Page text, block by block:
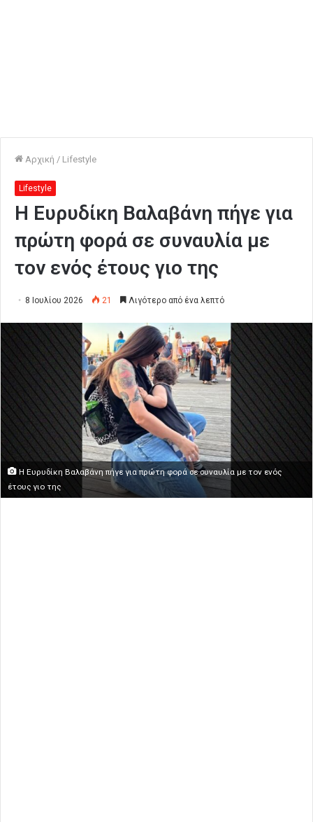
Αρχική / Lifestyle
Lifestyle
Η Ευρυδίκη Βαλαβάνη πήγε για
πρώτη φορά σε συναυλία με
τον ενός έτους γιο της
8 Ιουλίου 2026 21 Λιγότερο από ένα λεπτό
Η Ευρυδίκη Βαλαβάνη πήγε για πρώτη φορά σε συναυλία με τον ενός
έτους γιο της